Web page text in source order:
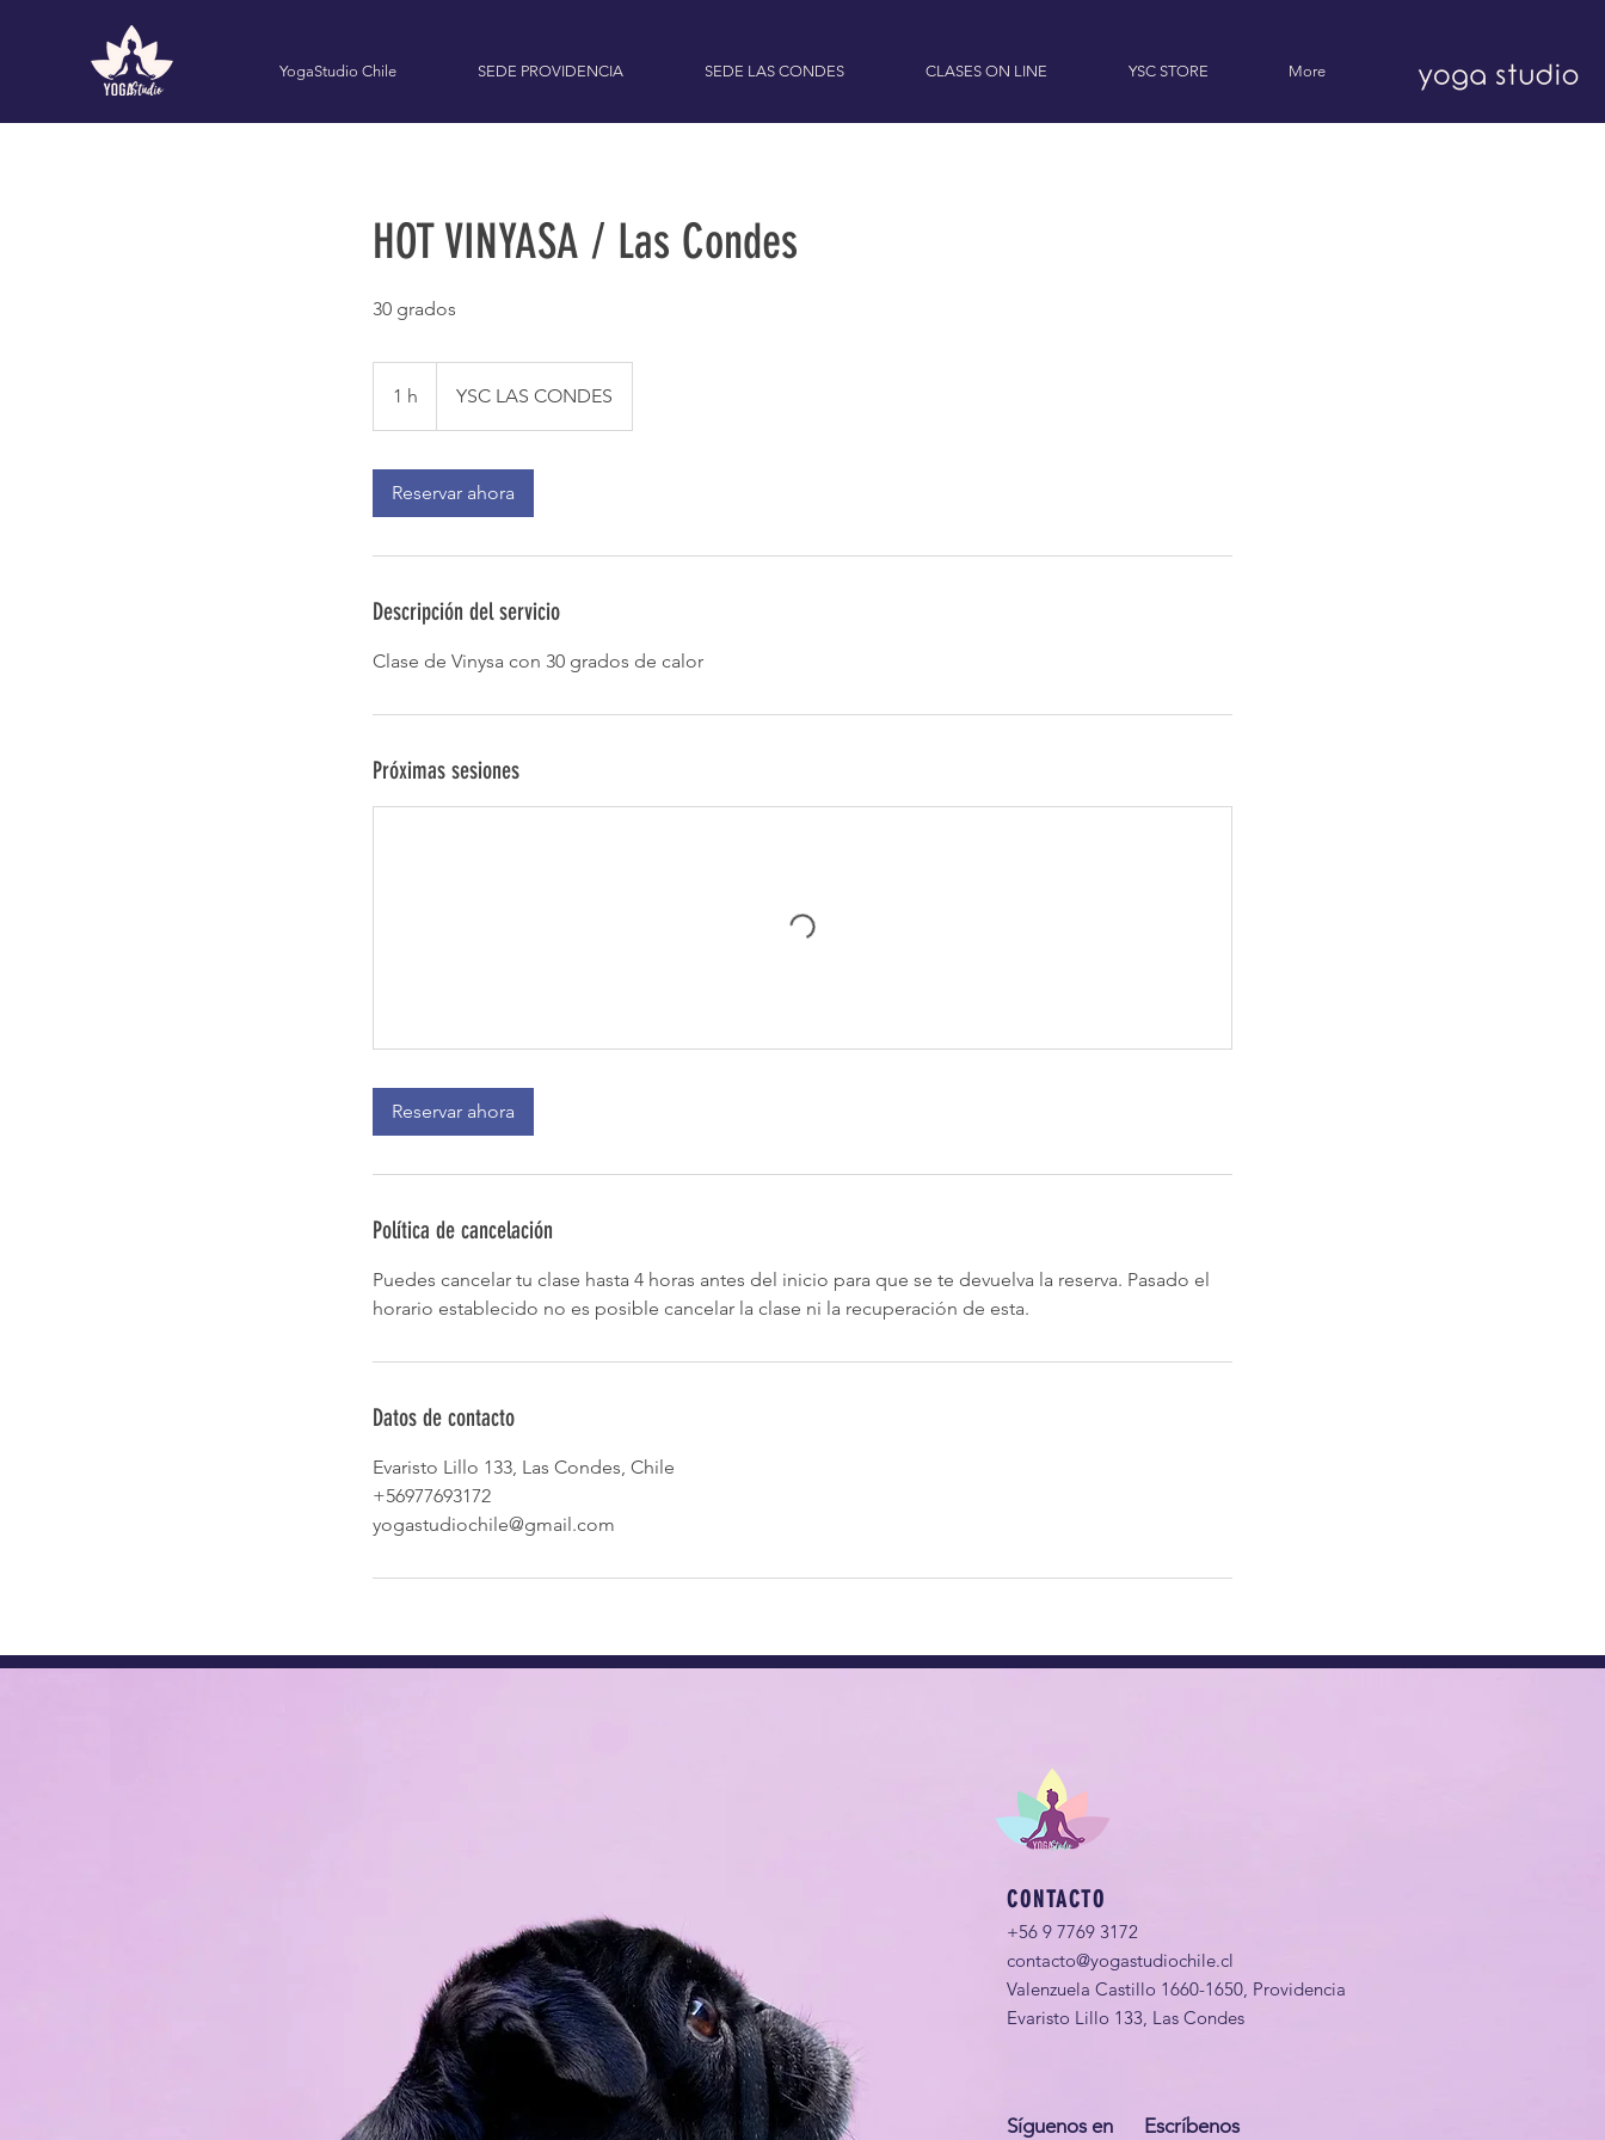
YogaStudio Chile SEDE PROVIDENCIA SEDE LAS CONDES CLASES ON LINE YSC STORE More
HOT VINYASA / Las Condes
30 grados
1 h YSC LAS CONDES
Reservar ahora
Descripción del servicio
Clase de Vinysa con 30 grados de calor
Próximas sesiones
Reservar ahora
Política de cancelación
Puedes cancelar tu clase hasta 4 horas antes del inicio para que se te devuelva la reserva. Pasado el
horario establecido no es posible cancelar la clase ni la recuperación de esta.
Datos de contacto
Evaristo Lillo 133, Las Condes, Chile
+56977693172
yogastudiochile@gmail.com
CONTACTO
+56 9 7769 3172
contacto@yogastudiochile.cl
Valenzuela Castillo 1660-1650, Providencia
Evaristo Lillo 133, Las Condes
Síguenos en Escríbenos